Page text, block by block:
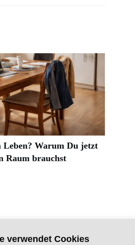
Warum Du jetzt
Raum brauchst
verwendet Cookies